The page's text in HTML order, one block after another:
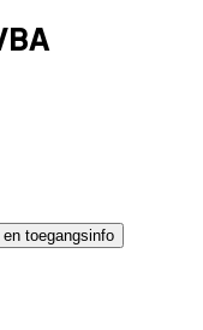
en toegangsinfo